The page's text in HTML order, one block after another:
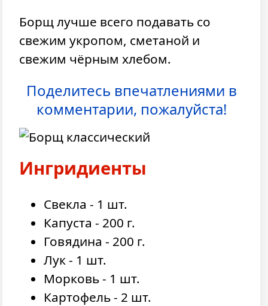
Борщ лучше всего подавать со
свежим укропом, сметаной и
свежим чёрным хлебом.
Поделитесь впечатлениями в
комментарии, пожалуйста!
Ингридиенты
Свекла - 1 шт.
Капуста - 200 г.
Говядина - 200 г.
Лук - 1 шт.
Морковь - 1 шт.
Картофель - 2 шт.